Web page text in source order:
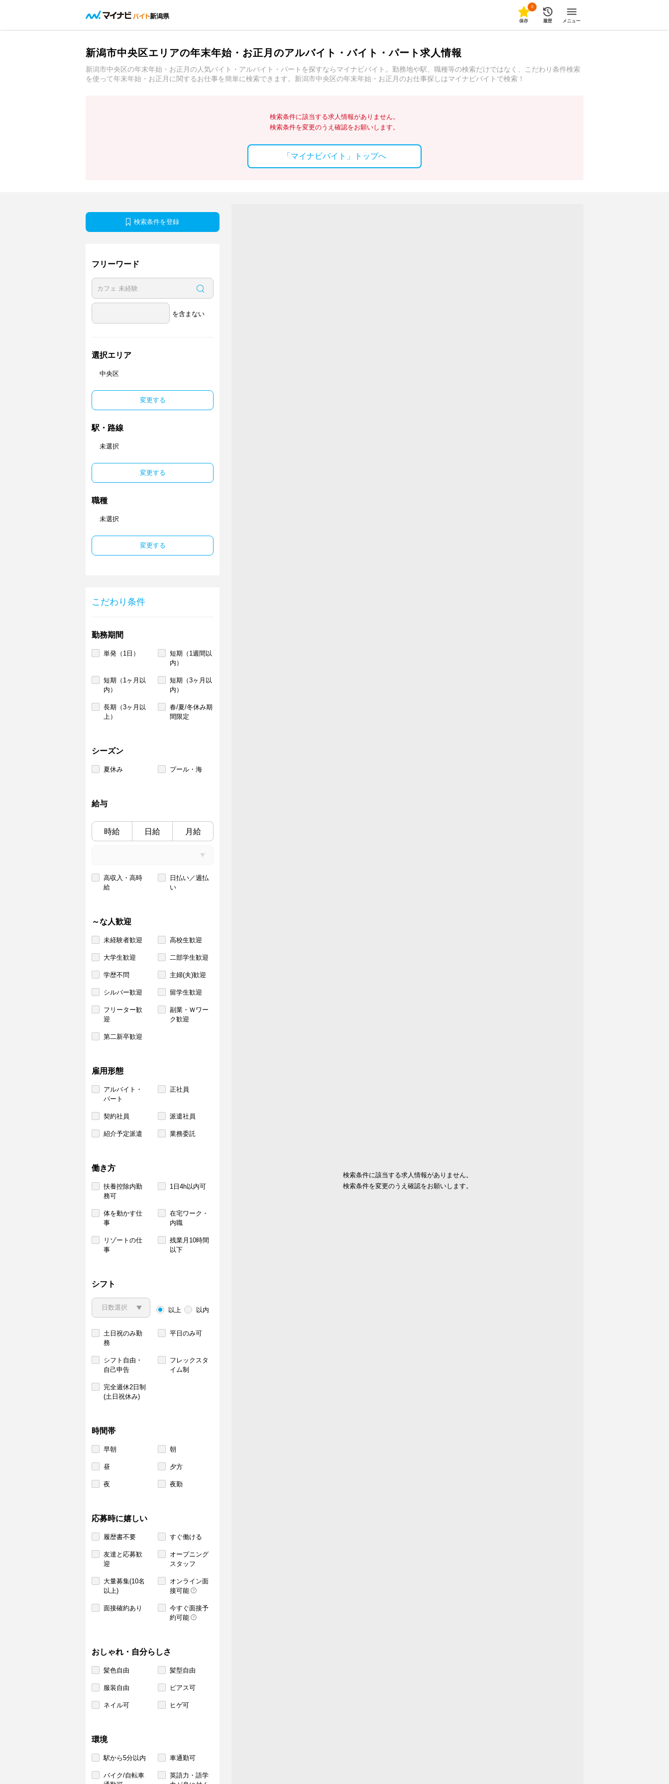
新潟県
0
保存 履歴 メニュー
新潟市中央区エリアの年末年始・お正月のアルバイト・バイト・パート求人情報
新潟市中央区の年末年始・お正月の人気バイト・アルバイト・パートを探すならマイナビバイト。勤務地や駅、職種等の検索だけではなく、こだわり条件検索
を使って年末年始・お正月に関するお仕事を簡単に検索できます。新潟市中央区の年末年始・お正月のお仕事探しはマイナビバイトで検索！
検索条件に該当する求人情報がありません。
検索条件を変更のうえ確認をお願いします。
「マイナビバイト」トップへ
検索条件を登録
フリーワード
を含まない
選択エリア
中央区
変更する
駅・路線
未選択
変更する
職種
未選択
変更する
こだわり条件
勤務期間
単発（1日）
短期（1週間以
内）
短期（1ヶ月以
内）
短期（3ヶ月以
内）
長期（3ヶ月以
上）
春/夏/冬休み期
間限定
シーズン
夏休み プール・海
給与
時給 日給 月給
高収入・高時
給
日払い／週払
い
～な人歓迎
未経験者歓迎 高校生歓迎
大学生歓迎 二部学生歓迎
学歴不問 主婦(夫)歓迎
シルバー歓迎 留学生歓迎
フリーター歓
迎
副業・Ｗワー
ク歓迎
第二新卒歓迎
雇用形態
アルバイト・
パート
正社員
契約社員 派遣社員
紹介予定派遣 業務委託
働き方
扶養控除内勤
務可
1日4h以内可
体を動かす仕
事
在宅ワーク・
内職
リゾートの仕
事
残業月10時間
以下
シフト
以上 以内
土日祝のみ勤
務
平日のみ可
シフト自由・
自己申告
フレックスタ
イム制
完全週休2日制
(土日祝休み)
時間帯
早朝 朝
昼 夕方
夜 夜勤
応募時に嬉しい
履歴書不要 すぐ働ける
友達と応募歓
迎
オープニング
スタッフ
大量募集(10名
以上)
オンライン面
接可能
面接確約あり
今すぐ面接予
約可能
おしゃれ・自分らしさ
髪色自由 髪型自由
服装自由 ピアス可
ネイル可 ヒゲ可
環境
駅から5分以内 車通勤可
バイク/自転車
英語力・語学
検索条件に該当する求人情報がありません。
検索条件を変更のうえ確認をお願いします。